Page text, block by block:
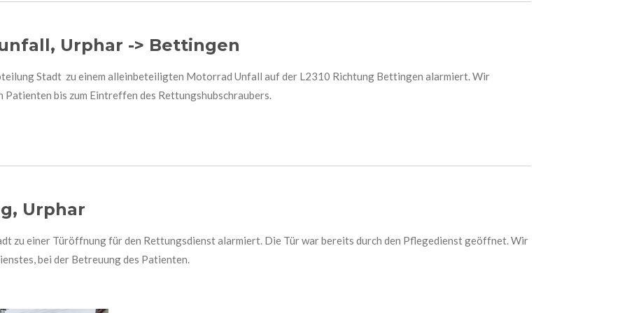
Urphar -> Bettingen
Stadt zu einem alleinbeteiligten Motorrad Unfall auf der L2310 Richtung Bettingen alarmiert. Wir
bis zum Eintreffen des Rettungshubschraubers.
Urphar
zu einer Türöffnung für den Rettungsdienst alarmiert. Die Tür war bereits durch den Pflegedienst geöffnet. Wir
bei der Betreuung des Patienten.